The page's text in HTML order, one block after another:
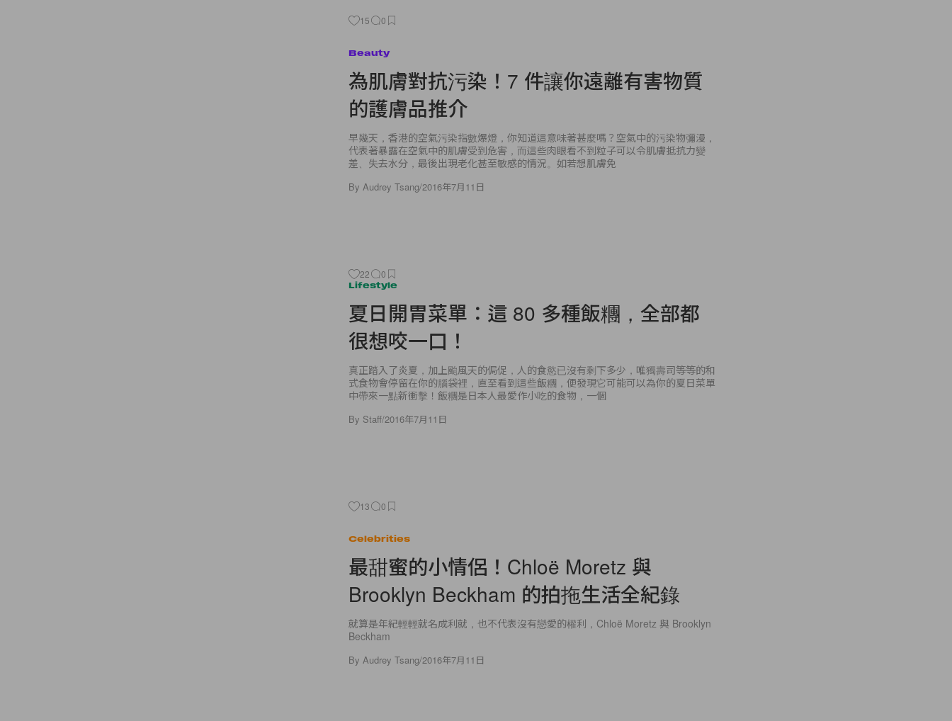
15 0
Beauty
為肌膚對抗污染！7 件讓你遠離有害物質
的護膚品推介
早幾天，香港的空氣污染指數爆燈，你知道這意味著甚麼嗎？空氣中的污染物彌漫，
代表著暴露在空氣中的肌膚受到危害，而這些肉眼看不到粒子可以令肌膚抵抗力變
差、失去水分，最後出現老化甚至敏感的情況。如若想肌膚免
By Audrey Tsang/2016年7月11日
22 0
Lifestyle
夏日開胃菜單：這 80 多種飯糰，全部都
很想咬一口！
真正踏入了炎夏，加上颱風天的侷促，人的食慾已沒有剩下多少，唯獨壽司等等的和
式食物會停留在你的腦袋裡，直至看到這些飯糰，便發現它可能可以為你的夏日菜單
中帶來一點新衝擊！飯糰是日本人最愛作小吃的食物，一個
By Staff/2016年7月11日
13 0
Celebrities
最甜蜜的小情侶！Chloë Moretz 與
Brooklyn Beckham 的拍拖生活全紀錄
就算是年紀輕輕就名成利就，也不代表沒有戀愛的權利，Chloë Moretz 與 Brooklyn
Beckham
By Audrey Tsang/2016年7月11日